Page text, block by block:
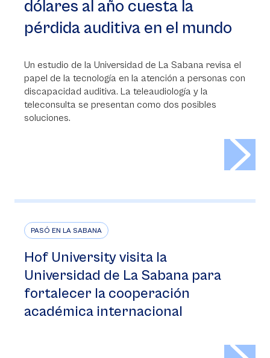
dólares al año cuesta la
pérdida auditiva en el mundo
Un estudio de la Universidad de La Sabana revisa el
papel de la tecnología en la atención a personas con
discapacidad auditiva. La teleaudiología y la
teleconsulta se presentan como dos posibles
soluciones.
PASÓ EN LA SABANA
Hof University visita la
Universidad de La Sabana para
fortalecer la cooperación
académica internacional